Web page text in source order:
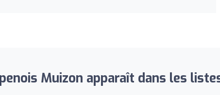
Muizon apparaît dans les